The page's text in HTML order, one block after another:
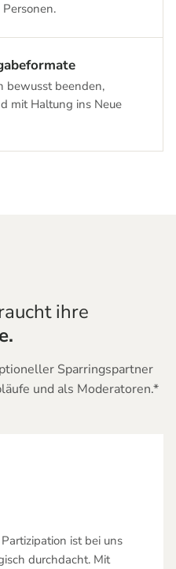
bewusst beenden,
mit Haltung ins Neue
ihre
Sparringspartner
und als Moderatoren.*
ist bei uns
durchdacht. Mit